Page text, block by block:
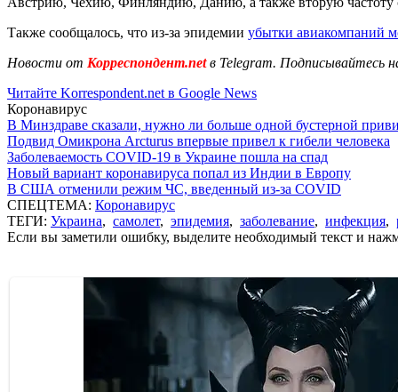
Также сообщалось, что из-за эпидемии убытки авиакомпаний
Новости от Корреспондент.netв Telegram. Подписывайтесь
Читайте Korrespondent.net в Google News
Коронавирус
В Минздраве сказали, нужно ли больше одной бустерной
Подвид Омикрона Arcturus впервые привел к гибели человека
Заболеваемость COVID-19 в Украине пошла на спад
Новый вариант коронавируса попал из Индии в Европу
В США отменили режим ЧС, введенный из-за COVID
СПЕЦТЕМА: Коронавирус
ТЕГИ: Украина, самолет, эпидемия, заболевание, инфекция,
Если вы заметили ошибку, выделите необходимый текст и